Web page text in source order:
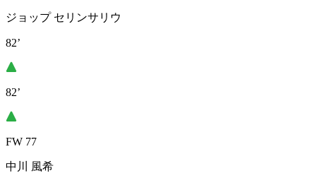
ジョップ セリンサリウ
82’
82’
FW 77
中川 風希